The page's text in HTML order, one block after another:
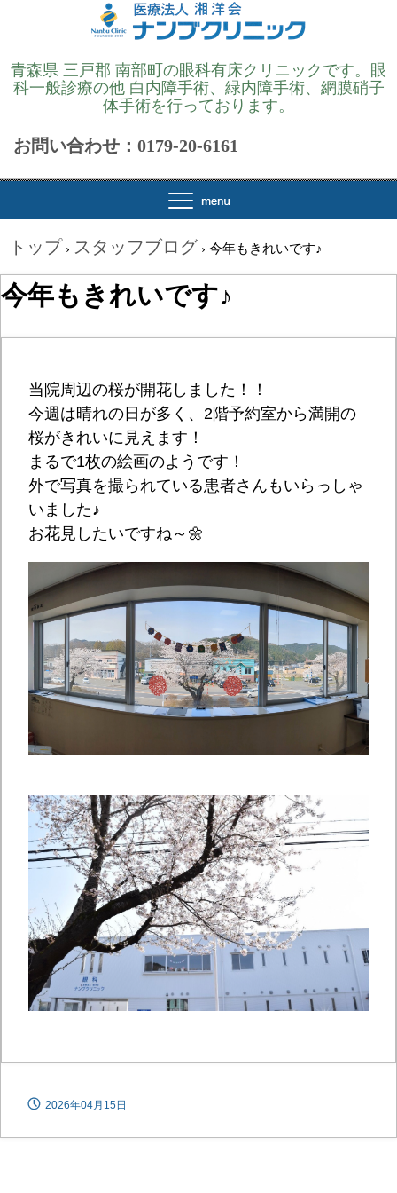
青森県 三戸郡 南部町の眼科有床クリニックです。眼
科一般診療の他 白内障手術、緑内障手術、網膜硝子
体手術を行っております。
お問い合わせ：0179-20-6161
トップ › スタッフブログ › 今年もきれいです♪
今年もきれいです♪
当院周辺の桜が開花しました！！
今週は晴れの日が多く、2階予約室から満開の
桜がきれいに見えます！
まるで1枚の絵画のようです！
外で写真を撮られている患者さんもいらっしゃ
いました♪
お花見したいですね～🌼
2026年04月15日